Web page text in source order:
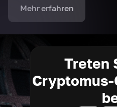
Mehr erfahren
Treten